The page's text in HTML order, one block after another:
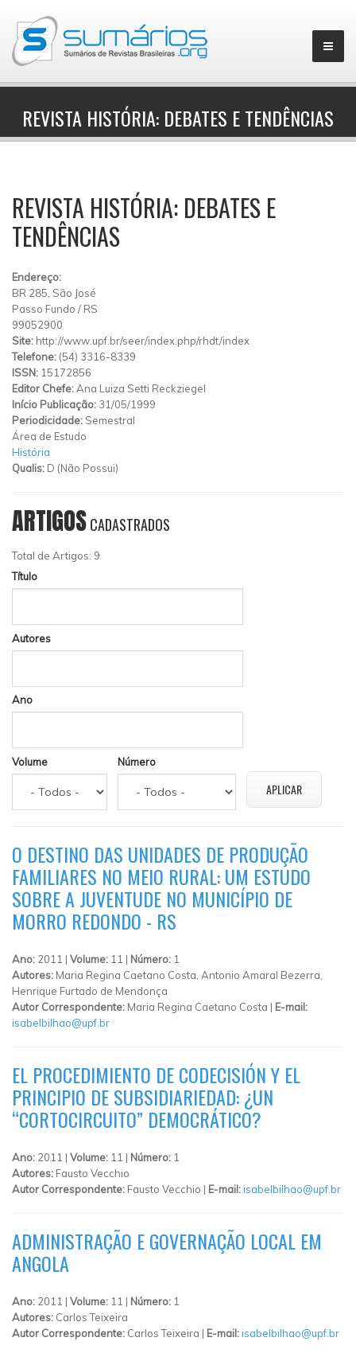
▼
REVISTA HISTÓRIA: DEBATES E TENDÊNCIAS
REVISTA HISTÓRIA: DEBATES E
TENDÊNCIAS
Endereço:
BR 285, São José
Passo Fundo / RS
99052900
Site: http://www.upf.br/seer/index.php/rhdt/index
Telefone: (54) 3316-8339
ISSN: 15172856
Editor Chefe:Ana Luiza Setti Reckziegel
Início Publicação: 31/05/1999
Periodicidade: Semestral
Área de Estudo
História
Qualis: D (Não Possui)
ARTIGOSCADASTRADOS
Total de Artigos: 9
Título
Autores
Ano
Volume Número
O DESTINO DAS UNIDADES DE PRODUÇÃO
FAMILIARES NO MEIO RURAL: UM ESTUDO
SOBRE A JUVENTUDE NO MUNICÍPIO DE
MORRO REDONDO - RS
Ano: 2011 | Volume: 11 | Número: 1
Autores: Maria Regina Caetano Costa, Antonio Amaral Bezerra,
Henrique Furtado de Mendonça
Autor Correspondente: Maria Regina Caetano Costa | E-mail:
isabelbilhao@upf.br
EL PROCEDIMIENTO DE CODECISIÓN Y EL
PRINCIPIO DE SUBSIDIARIEDAD: ¿UN
“CORTOCIRCUITO” DEMOCRÁTICO?
Ano: 2011 | Volume: 11 | Número: 1
Autores: Fausto Vecchio
Autor Correspondente: Fausto Vecchio | E-mail:isabelbilhao@upf.br
ADMINISTRAÇÃO E GOVERNAÇÃO LOCAL EM
ANGOLA
Ano: 2011 | Volume: 11 | Número: 1
Autores: Carlos Teixeira
Autor Correspondente: Carlos Teixeira | E-mail:isabelbilhao@upf.br